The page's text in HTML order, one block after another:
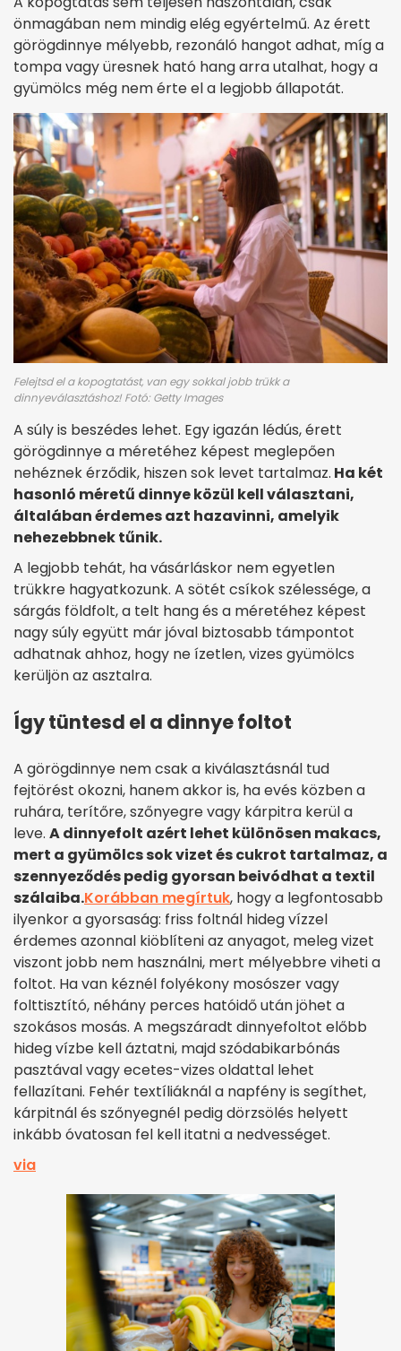
önmagában nem mindig elég egyértelmű. Az érett
görögdinnye mélyebb, rezonáló hangot adhat, míg a
tompa vagy üresnek ható hang arra utalhat, hogy a
gyümölcs még nem érte el a legjobb állapotát.
Felejtsd el a kopogtatást, van egy sokkal jobb trükk a
dinnyeválasztáshoz! Fotó: Getty Images
A súly is beszédes lehet. Egy igazán lédús, érett
görögdinnye a méretéhez képest meglepően
nehéznek érződik, hiszen sok levet tartalmaz. Ha két
hasonló méretű dinnye közül kell választani,
általában érdemes azt hazavinni, amelyik
nehezebbnek tűnik.
A legjobb tehát, ha vásárláskor nem egyetlen
trükkre hagyatkozunk. A sötét csíkok szélessége, a
sárgás földfolt, a telt hang és a méretéhez képest
nagy súly együtt már jóval biztosabb támpontot
adhatnak ahhoz, hogy ne ízetlen, vizes gyümölcs
kerüljön az asztalra.
Így tüntesd el a dinnye foltot
A görögdinnye nem csak a kiválasztásnál tud
fejtörést okozni, hanem akkor is, ha evés közben a
ruhára, terítőre, szőnyegre vagy kárpitra kerül a
leve. A dinnyefolt azért lehet különösen makacs,
mert a gyümölcs sok vizet és cukrot tartalmaz, a
szennyeződés pedig gyorsan beivódhat a textil
szálaiba.Korábban megírtuk, hogy a legfontosabb
ilyenkor a gyorsaság: friss foltnál hideg vízzel
érdemes azonnal kiöblíteni az anyagot, meleg vizet
viszont jobb nem használni, mert mélyebbre viheti a
foltot. Ha van kéznél folyékony mosószer vagy
folttisztító, néhány perces hatóidő után jöhet a
szokásos mosás. A megszáradt dinnyefoltot előbb
hideg vízbe kell áztatni, majd szódabikarbónás
pasztával vagy ecetes-vizes oldattal lehet
fellazítani. Fehér textíliáknál a napfény is segíthet,
kárpitnál és szőnyegnél pedig dörzsölés helyett
inkább óvatosan fel kell itatni a nedvességet.
via